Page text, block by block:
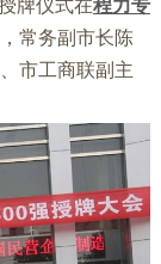
牌仪式在程力专
常务副市长陈
市工商联副主